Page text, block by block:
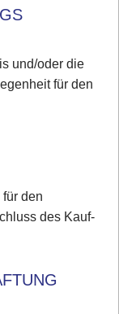
und/oder die
für den
den
des Kauf-